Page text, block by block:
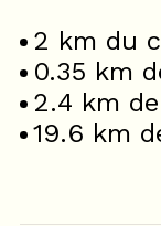
2 km du
0.35 km
2.4 km
19.6 km